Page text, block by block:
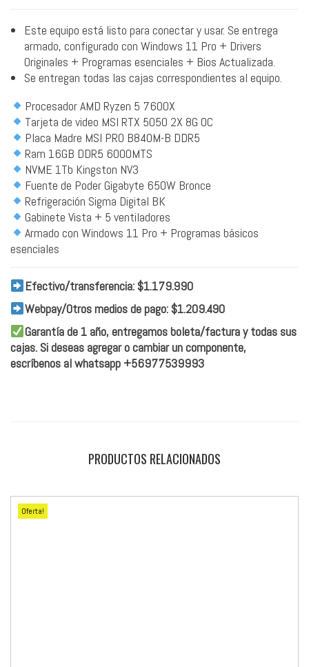
Este equipo está listo para conectar y usar. Se entrega
armado, configurado con Windows 11 Pro + Drivers
Originales + Programas esenciales + Bios Actualizada.
Se entregan todas las cajas correspondientes al equipo.
Procesador AMD Ryzen 5 7600X
Tarjeta de video MSI RTX 5050 2X 8G OC
Placa Madre MSI PRO B840M-B DDR5
Ram 16GB DDR5 6000MTS
NVME 1Tb Kingston NV3
Fuente de Poder Gigabyte 650W Bronce
Refrigeración Sigma Digital BK
Gabinete Vista + 5 ventiladores
Armado con Windows 11 Pro + Programas básicos
esenciales
Efectivo/transferencia: $1.179.990
Webpay/Otros medios de pago: $1.209.490
Garantía de 1 año, entregamos boleta/factura y todas sus
cajas. Si deseas agregar o cambiar un componente,
escríbenos al whatsapp +56977539993
PRODUCTOS RELACIONADOS
Oferta!